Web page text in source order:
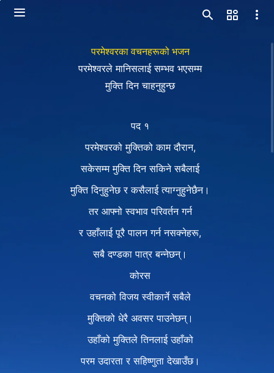
परमेश्‍वरका वचनहरूको भजन
परमेश्‍वरले मानिसलाई सम्भव भएसम्म
मुक्ति दिन चाहनुहुन्छ
पद १
परमेश्‍वरको मुक्तिको काम दौरान,
सकेसम्म मुक्ति दिन सकिने सबैलाई
मुक्ति दिनुहुनेछ र कसैलाई त्याग्नुहुनेछैन।
तर आफ्नो स्वभाव परिवर्तन गर्न
र उहाँलाई पूरै पालन गर्न नसक्नेहरू,
सबै दण्डका पात्र बन्नेछन्।
कोरस
वचनको विजय स्वीकार्ने सबैले
मुक्तिको धेरै अवसर पाउनेछन्।
उहाँको मुक्तिले तिनलाई उहाँको
परम उदारता र सहिष्णुता देखाउँछ।